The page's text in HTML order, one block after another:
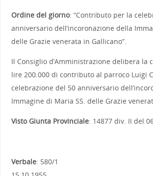
Ordine del giorno: “Contributo per la
anniversario dell’incoronazione della
delle Grazie venerata in Gallicano”.
Il Consiglio d’Amministrazione delibera la
lire 200.000 di contributo al parroco Luigi
celebrazione del 50 anniversario
Immagine di Maria SS. delle Grazie
Visto Giunta Provinciale: 14877 div. II del
Verbale: 580/